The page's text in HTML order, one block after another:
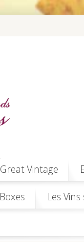
Great Vintage
Boxes Les